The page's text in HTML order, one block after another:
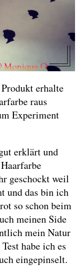
erhalte
raus
Experiment
erklärt und
geschockt weil
und das bin ich
so schon beim
meinen Side
mein Natur
habe ich es
eingepinselt.